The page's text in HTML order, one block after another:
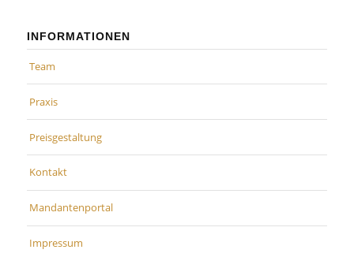
INFORMATIONEN
Team
Praxis
Preisgestaltung
Kontakt
Mandantenportal
Impressum